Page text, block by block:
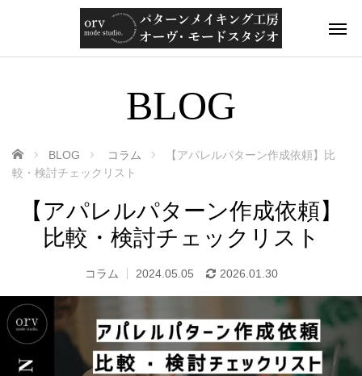
BLOG
ホーム BLOG コラム
【アパレルパターン作成依頼】比
較・検討チェックリスト
【アパレルパターン作成依頼】
比較・検討チェックリスト
コラム 2024.05.05 2026.01.30